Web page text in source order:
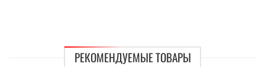
РЕКОМЕНДУЕМЫЕ ТОВАРЫ